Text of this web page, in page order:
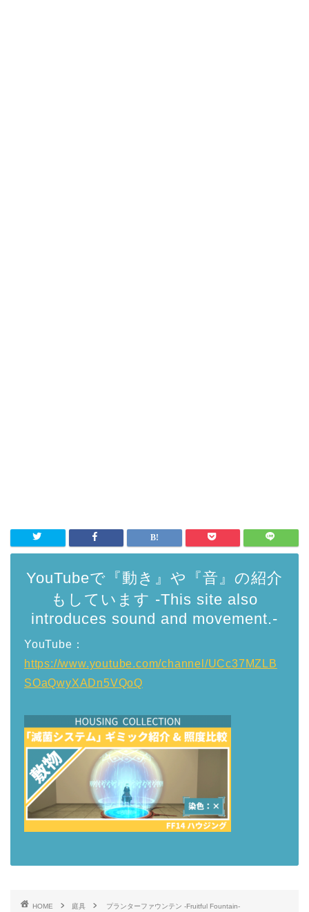
YouTubeで『動き』や『音』の紹介
もしています -This site also
introduces sound and movement.-
YouTube：
https://www.youtube.com/channel/UCc37MZLB
SOaQwyXADn5VQoQ
HOME 庭具 プランターファウンテン -Fruitful Fountain-